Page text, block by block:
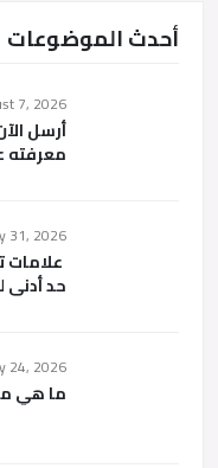
أحدث الموضوعات
7, 2026
أرسل
معرفته
31, 2026
علامات
حد أدنى
24, 2026
ما هي